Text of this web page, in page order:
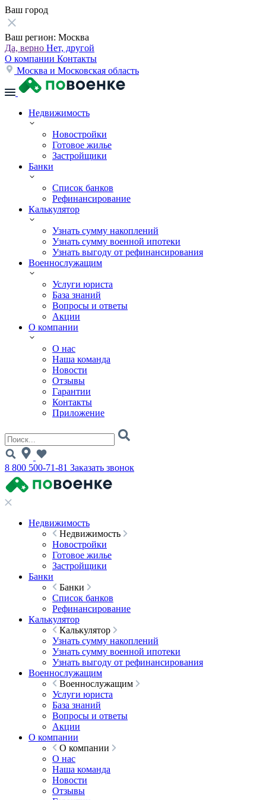
Ваш город
Ваш регион: Москва
Да, верно Нет, другой
О компании Контакты
Москва и Московская область
Недвижимость
Новостройки
Готовое жилье
Застройщики
Банки
Список банков
Рефинансирование
Калькулятор
Узнать сумму накоплений
Узнать сумму военной ипотеки
Узнать выгоду от рефинансирования
Военнослужащим
Услуги юриста
База знаний
Вопросы и ответы
Акции
О компании
О нас
Наша команда
Новости
Отзывы
Гарантии
Контакты
Приложение
8 800 500-71-81 Заказать звонок
Недвижимость
Недвижимость
Новостройки
Готовое жилье
Застройщики
Банки
Банки
Список банков
Рефинансирование
Калькулятор
Калькулятор
Узнать сумму накоплений
Узнать сумму военной ипотеки
Узнать выгоду от рефинансирования
Военнослужащим
Военнослужащим
Услуги юриста
База знаний
Вопросы и ответы
Акции
О компании
О компании
О нас
Наша команда
Новости
Отзывы